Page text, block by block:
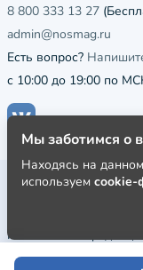
8 800 333 13 27
admin@nosmag.ru
Есть вопрос?
с 10:00 до 19:00 по
Публичная оферта
Пользовательское
Политика
Мы заботимся о
Находясь на
используем cookie-